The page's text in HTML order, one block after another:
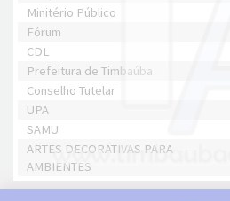
Minitério Público
Fórum
CDL
Prefeitura de Timbaúba
Conselho Tutelar
UPA
SAMU
ARTES DECORATIVAS PARA
AMBIENTES